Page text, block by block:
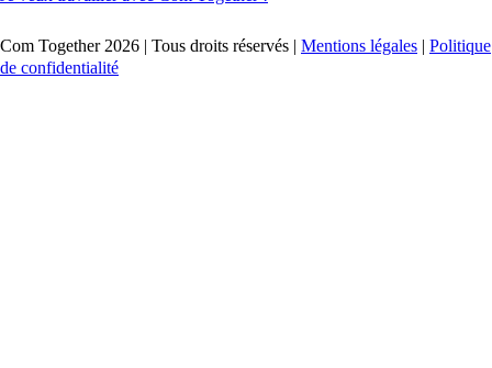
Com Together 2026 | Tous droits réservés | Mentions légales | Politique
de confidentialité